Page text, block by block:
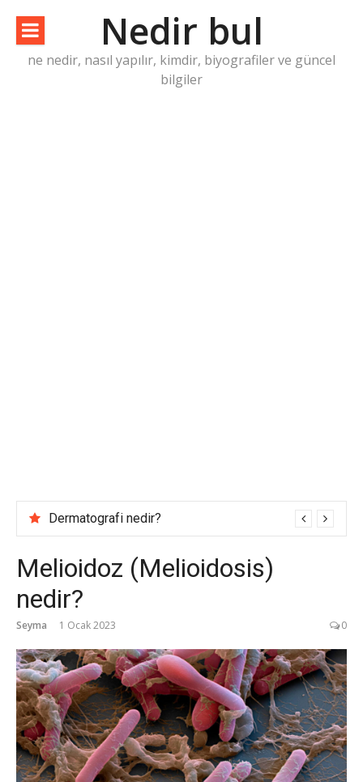
Nedir bul
ne nedir, nasıl yapılır, kimdir, biyografiler ve güncel
bilgiler
Dermatografi nedir?
Melioidoz (Melioidosis)
nedir?
Seyma 1 Ocak 2023 0